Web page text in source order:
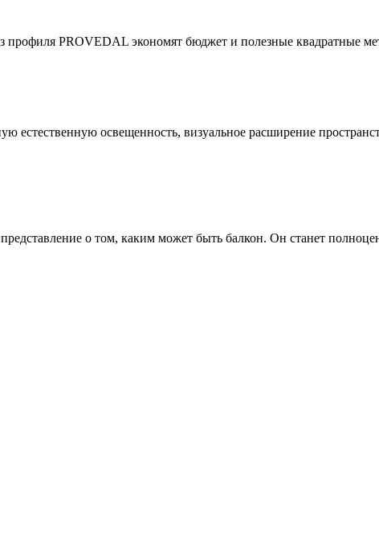
PROVEDAL экономят бюджет и полезные квадратные
освещенность, визуальное расширение
о том, каким может быть балкон. Он станет